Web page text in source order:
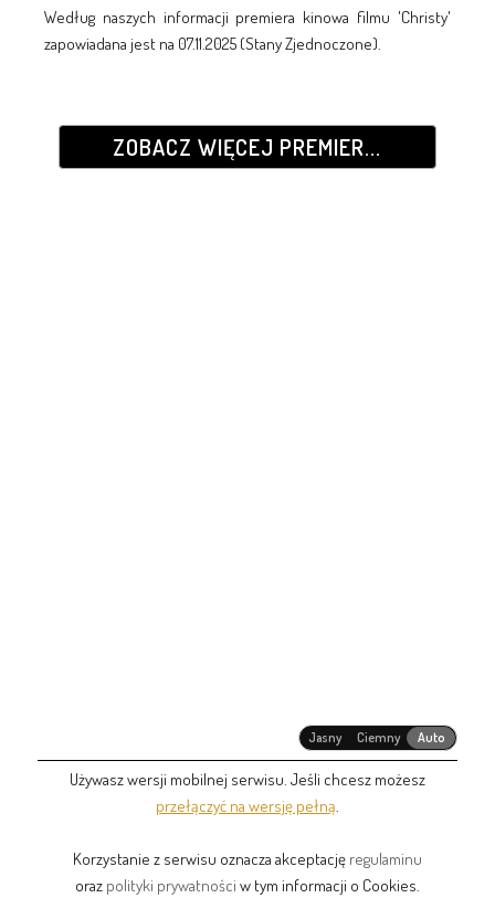
Według naszych informacji premiera kinowa filmu 'Christy'
zapowiadana jest na 07.11.2025 (Stany Zjednoczone).
ZOBACZ WIĘCEJ PREMIER...
Jasny Ciemny Auto
Używasz wersji mobilnej serwisu. Jeśli chcesz możesz
przełączyć na wersję pełną
Korzystanie z serwisu oznacza akceptację regulaminu
oraz polityki prywatności w tym informacji o Cookies.